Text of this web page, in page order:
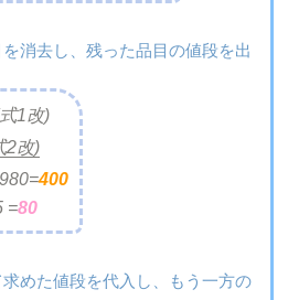
消去し、残った品目の値段を出
1改)
2改)
400
=80
めた値段を代入し、もう一方の